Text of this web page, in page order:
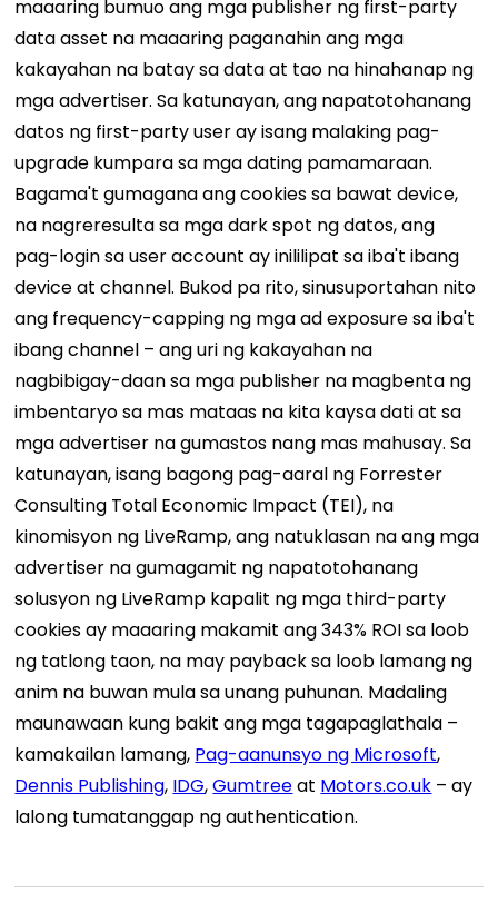
maaaring bumuo ang mga publisher ng first-party
data asset na maaaring paganahin ang mga
kakayahan na batay sa data at tao na hinahanap ng
mga advertiser. Sa katunayan, ang napatotohanang
datos ng first-party user ay isang malaking pag-
upgrade kumpara sa mga dating pamamaraan.
Bagama't gumagana ang cookies sa bawat device,
na nagreresulta sa mga dark spot ng datos, ang
pag-login sa user account ay inililipat sa iba't ibang
device at channel. Bukod pa rito, sinusuportahan nito
ang frequency-capping ng mga ad exposure sa iba't
ibang channel – ang uri ng kakayahan na
nagbibigay-daan sa mga publisher na magbenta ng
imbentaryo sa mas mataas na kita kaysa dati at sa
mga advertiser na gumastos nang mas mahusay. Sa
katunayan, isang bagong pag-aaral ng Forrester
Consulting Total Economic Impact (TEI), na
kinomisyon ng LiveRamp, ang natuklasan na ang mga
advertiser na gumagamit ng napatotohanang
solusyon ng LiveRamp kapalit ng mga third-party
cookies ay maaaring makamit ang 343% ROI sa loob
ng tatlong taon, na may payback sa loob lamang ng
anim na buwan mula sa unang puhunan. Madaling
maunawaan kung bakit ang mga tagapaglathala –
kamakailan lamang, Pag-aanunsyo ng Microsoft,
Dennis Publishing, IDG,Gumtreeat Motors.co.uk – ay
lalong tumatanggap ng authentication.